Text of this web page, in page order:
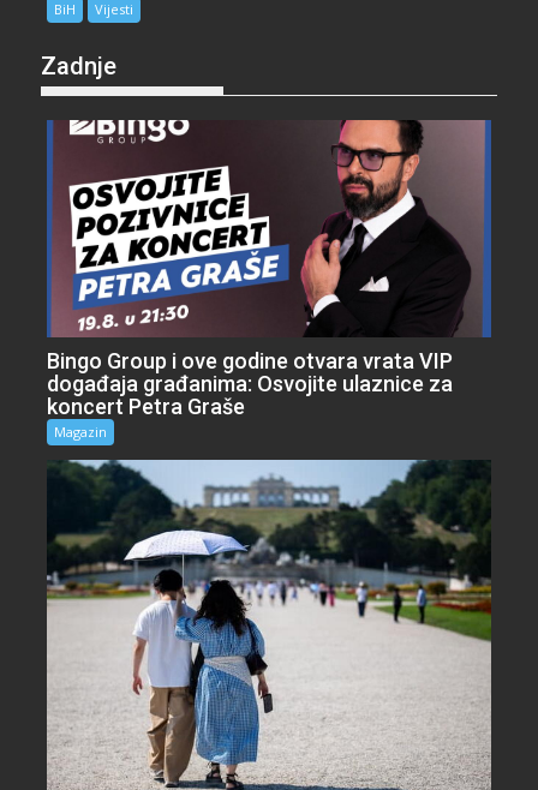
BiH Vijesti
Zadnje
Bingo Group i ove godine otvara vrata VIP
događaja građanima: Osvojite ulaznice za
koncert Petra Graše
Magazin